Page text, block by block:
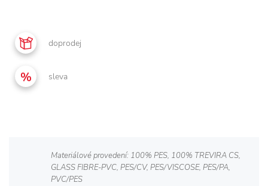
doprodej
sleva
Materiálové provedení: 100% PES, 100% TREVIRA CS,
GLASS FIBRE-PVC, PES/CV, PES/VISCOSE, PES/PA,
PVC/PES